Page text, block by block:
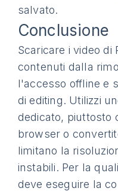
salvato.
Conclusione
Scaricare i video di
contenuti dalla
l'accesso offline e
di editing. Utilizzi
dedicato, piuttosto
browser o
limitano la
instabili. Per la
deve eseguire la